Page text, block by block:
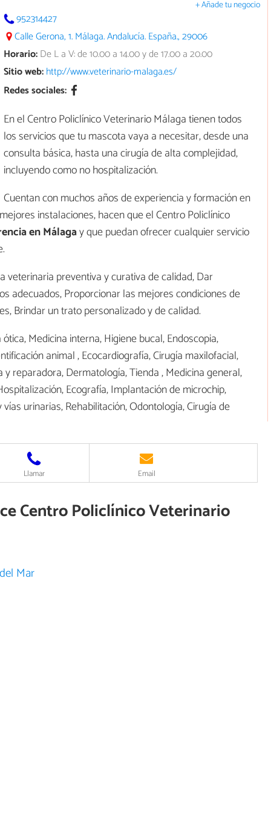
+ Añade tu negocio
952314427
Calle Gerona, 1. Málaga. Andalucía. España., 29006
Horario:De L a V: de 10.00 a 14.00 y de 17.00 a 20.00
Sitio web:http://www.veterinario-malaga.es/
Redes sociales:
En el Centro Policlínico Veterinario Málaga tienen todos
los servicios que tu mascota vaya a necesitar, desde una
consulta básica, hasta una cirugía de alta complejidad,
incluyendo como no hospitalización.
Cuentan con muchos años de experiencia y formación en
instalaciones, hacen que el Centro Policlínico
en Málagay que puedan ofrecer cualquier servicio
veterinaria preventiva y curativa de calidad, Dar
adecuados, Proporcionar las mejores condiciones de
Brindar un trato personalizado y de calidad.
Medicina interna, Higiene bucal, Endoscopia,
animal , Ecocardiografía, Cirugía maxilofacial,
reparadora, Dermatología, Tienda , Medicina general,
Ecografía, Implantación de microchip,
urinarias, Rehabilitación, Odontología, Cirugía de
Llamar Email
Centro Policlínico Veterinario
Mar